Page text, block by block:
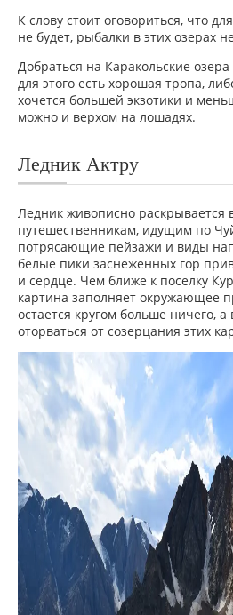
К слову стоит оговориться, что
не будет, рыбалки в этих озерах
Добраться на Каракольские
для этого есть хорошая тропа,
хочется большей экзотики и
можно и верхом на лошадях.
Ледник Актру
Ледник живописно раскрывается
путешественникам, идущим по
потрясающие пейзажи и виды
белые пики заснеженных гор
и сердце. Чем ближе к поселку
картина заполняет окружающее
остается кругом больше ничего, а
оторваться от созерцания этих